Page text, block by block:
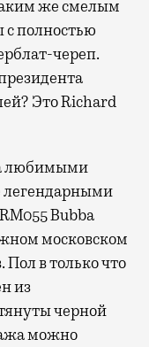
же смелым
с полностью
череп.
Это Richard
любимыми
легендарными
Bubba
московском
в только что
из
черной
можно